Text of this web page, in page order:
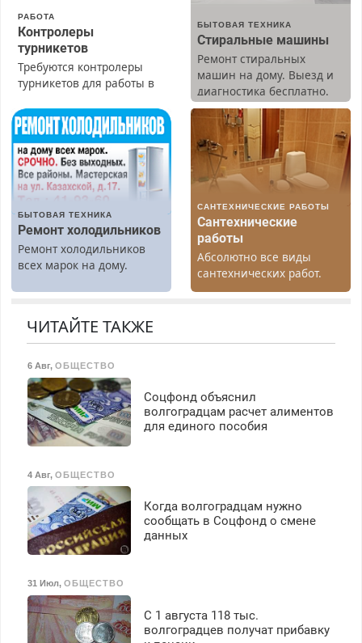
РАБОТА
Контролеры
турникетов
Требуются контролеры
турникетов для работы в
(мужчины, женщины).
Прием по ТК РФ. График
работы любой.
Бесплатное проживание.
З/п – до 96000 рублей до
вычета налогов.
Ежемесячно
выплачивается денежная
премия. Возможно
бесплатное обучение,
получение документов,
работа инспектором по
безопасности с з/п до
125000 руб.
БЫТОВАЯ ТЕХНИКА
Стиральные машины
Ремонт стиральных
машин на дому. Выезд и
диагностика бесплатно.
Предусмотрены скидки.
БЫТОВАЯ ТЕХНИКА
Ремонт холодильников
Ремонт холодильников
всех марок на дому.
САНТЕХНИЧЕСКИЕ РАБОТЫ
Сантехнические
работы
Абсолютно все виды
сантехнических работ.
Быстро. Качественно.
ЧИТАЙТЕ ТАКЖЕ
6 Авг, ОБЩЕСТВО
Соцфонд объяснил
волгоградцам расчет алиментов
для единого пособия
4 Авг, ОБЩЕСТВО
Когда волгоградцам нужно
сообщать в Соцфонд о смене
данных
31 Июл, ОБЩЕСТВО
С 1 августа 118 тыс.
волгоградцев получат прибавку